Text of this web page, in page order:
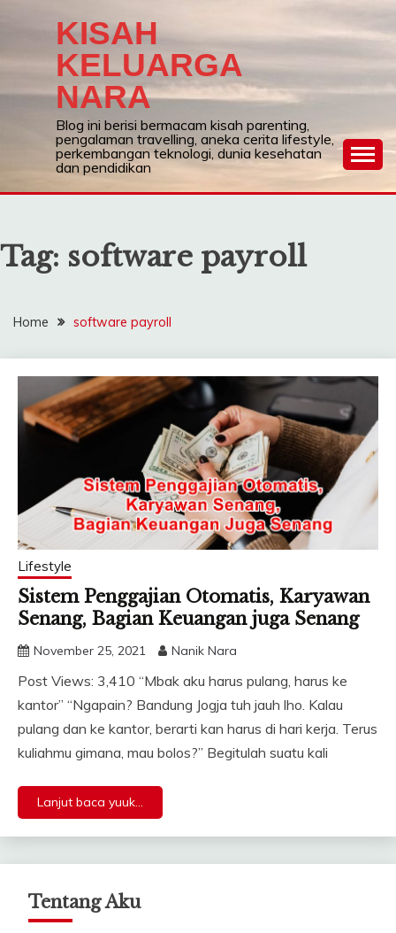
KISAH
KELUARGA
NARA
Blog ini berisi bermacam kisah parenting,
pengalaman travelling, aneka cerita lifestyle,
perkembangan teknologi, dunia kesehatan
dan pendidikan
Tag: software payroll
Home software payroll
Lifestyle
Sistem Penggajian Otomatis, Karyawan
Senang, Bagian Keuangan juga Senang
November 25, 2021 Nanik Nara
Post Views: 3,410 “Mbak aku harus pulang, harus ke
kantor” “Ngapain? Bandung Jogja tuh jauh lho. Kalau
pulang dan ke kantor, berarti kan harus di hari kerja. Terus
kuliahmu gimana, mau bolos?” Begitulah suatu kali
Lanjut baca yuuk...
Tentang Aku